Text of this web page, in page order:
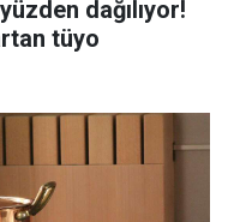
dağılıyor!
tüyo